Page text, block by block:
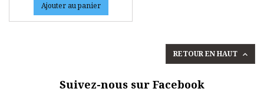
Ajouter au panier
RETOUR EN HAUT 
Suivez-nous sur Facebook